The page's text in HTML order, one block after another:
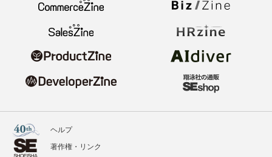
ヘルプ
著作権・リンク